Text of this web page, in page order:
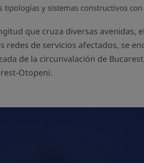
y sistemas constructivos
que cruza diversas
de servicios afectados, se
de la circunvalación de
Otopeni.